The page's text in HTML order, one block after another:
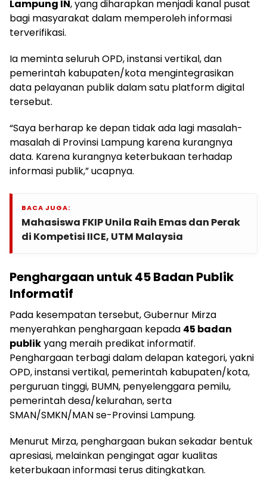
Lampung IN, yang diharapkan menjadi kanal pusat
bagi masyarakat dalam memperoleh informasi
terverifikasi.
Ia meminta seluruh OPD, instansi vertikal, dan
pemerintah kabupaten/kota mengintegrasikan
data pelayanan publik dalam satu platform digital
tersebut.
“Saya berharap ke depan tidak ada lagi masalah-
masalah di Provinsi Lampung karena kurangnya
data. Karena kurangnya keterbukaan terhadap
informasi publik,” ucapnya.
BACA JUGA:
Mahasiswa FKIP Unila Raih Emas dan Perak
di Kompetisi IICE, UTM Malaysia
Penghargaan untuk 45 Badan Publik
Informatif
Pada kesempatan tersebut, Gubernur Mirza
menyerahkan penghargaan kepada 45 badan
publikyang meraih predikat informatif.
Penghargaan terbagi dalam delapan kategori, yakni
OPD, instansi vertikal, pemerintah kabupaten/kota,
perguruan tinggi, BUMN, penyelenggara pemilu,
pemerintah desa/kelurahan, serta
SMAN/SMKN/MAN se-Provinsi Lampung.
Menurut Mirza, penghargaan bukan sekadar bentuk
apresiasi, melainkan pengingat agar kualitas
keterbukaan informasi terus ditingkatkan.